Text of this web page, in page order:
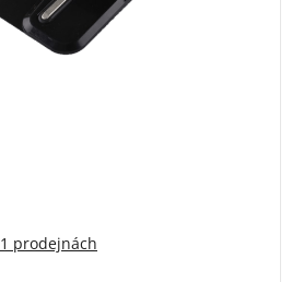
1 prodejnách